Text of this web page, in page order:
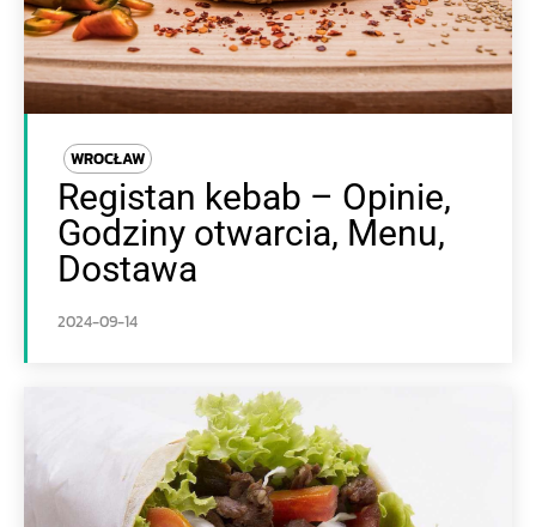
WROCŁAW
Registan kebab – Opinie,
Godziny otwarcia, Menu,
Dostawa
2024-09-14